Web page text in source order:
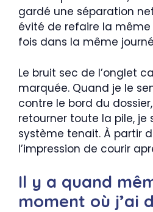
gardé une séparation
évité de refaire la
fois dans la même
Le bruit sec de l’onglet
marquée. Quand je le
contre le bord du
retourner toute la pile, je
système tenait. À partir
l’impression de courir
Il y a quand
moment où j’ai